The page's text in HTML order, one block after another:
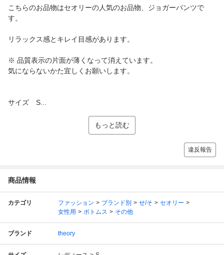
こちらのお品物はセオリーの人気のお品物、ジョガーパンツで
す。
リラックス感とキレイ目感があります。
※ 品質表示の片面が薄くなって消えています。
気にならないかた宜しくお願いします。
サイズ S...
もっと読む
違反報告
商品情報
カテゴリ ファッション ブランド別 せ/そ
セオリー
女性用
ボトムス その他
ブランド theory